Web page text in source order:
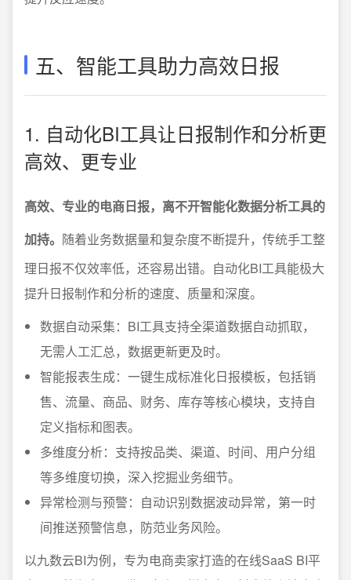
五、智能工具助力高效日报
1. 自动化BI工具让日报制作和分析更
高效、更专业
高效、专业的电商日报，离不开智能化数据分析工具的
加持。 随着业务数据量和复杂度不断提升，传统手工整
理日报不仅效率低，还容易出错。自动化BI工具能极大
提升日报制作和分析的速度、质量和深度。
数据自动采集：BI工具支持全渠道数据自动抓取，
无需人工汇总，数据更新更及时。
智能报表生成：一键生成标准化日报模板，包括销
售、流量、商品、财务、库存等核心模块，支持自
定义指标和图表。
多维度分析：支持按品类、渠道、时间、用户分组
等多维度切换，深入挖掘业务细节。
异常检测与预警：自动识别数据波动异常，第一时
间推送预警信息，防范业务风险。
以九数云BI为例，专为电商卖家打造的在线SaaS BI平